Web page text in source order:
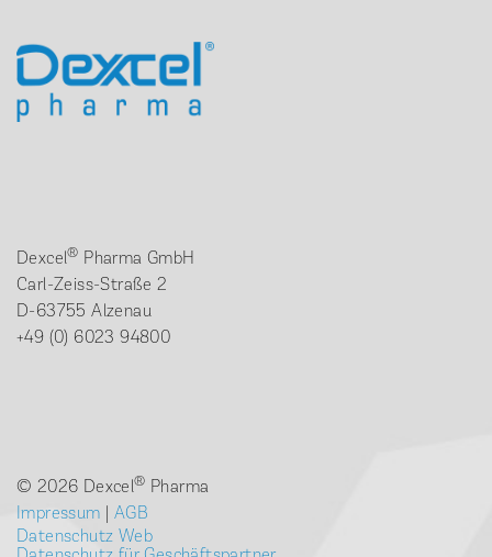
Dexcel® Pharma GmbH
Carl-Zeiss-Straße 2
D-63755 Alzenau
+49 (0) 6023 94800
© 2026 Dexcel® Pharma
Impressum | AGB
Datenschutz Web